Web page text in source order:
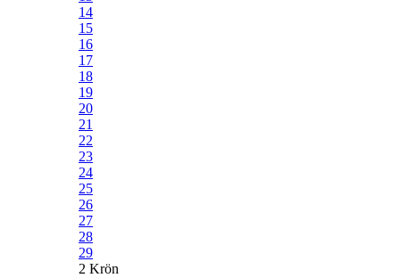
14
15
16
17
18
19
20
21
22
23
24
25
26
27
28
29
2 Krön